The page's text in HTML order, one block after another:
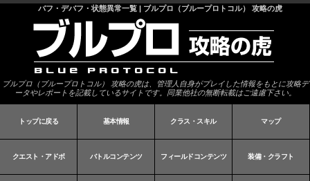
バフ・デバフ・状態異常一覧 | ブルプロ（ブループロトコル） 攻略の虎
ブルプロ（ブループロトコル） 攻略の虎は、管理人自身がプレイした情報をもとに攻略デ
ータやレポートを記載しているサイトです。同業他社の無断転載はご遠慮下さい。
トップに戻る 基本情報 クラス・スキル マップ
クエスト・アドボ バトルコンテンツ フィールドコンテンツ 装備・クラフト